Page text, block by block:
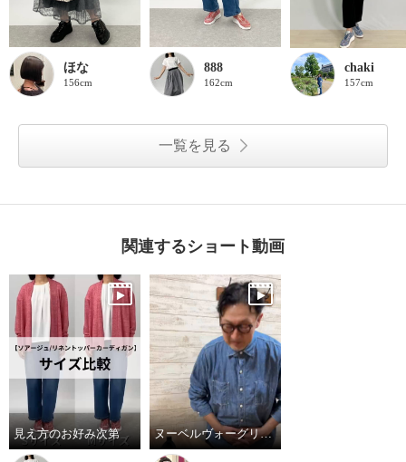
ほな
156cm
888
162cm
chaki
157cm
一覧を見る
関連するショート動画
見え方のお好み次第 ヌーベルヴォーグリラックスのブレードスニーカー